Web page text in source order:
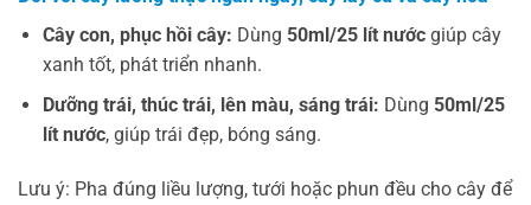
Cây con, phục hồi cây: Dùng 50ml/25 lít nướcgiúp cây
xanh tốt, phát triển nhanh.
Dưỡng trái, thúc trái, lên màu, sáng trái: Dùng 50ml/25
lít nước, giúp trái đẹp, bóng sáng.
Lưu ý: Pha đúng liều lượng, tưới hoặc phun đều cho cây để